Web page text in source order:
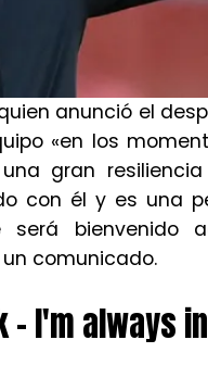
anunció el
«en los
gran
con él y es una
será
comunicado.
I'm always